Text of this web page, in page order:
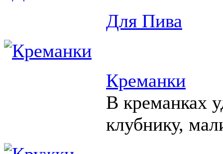
Для Пива
Креманки
В креманках
клубнику,